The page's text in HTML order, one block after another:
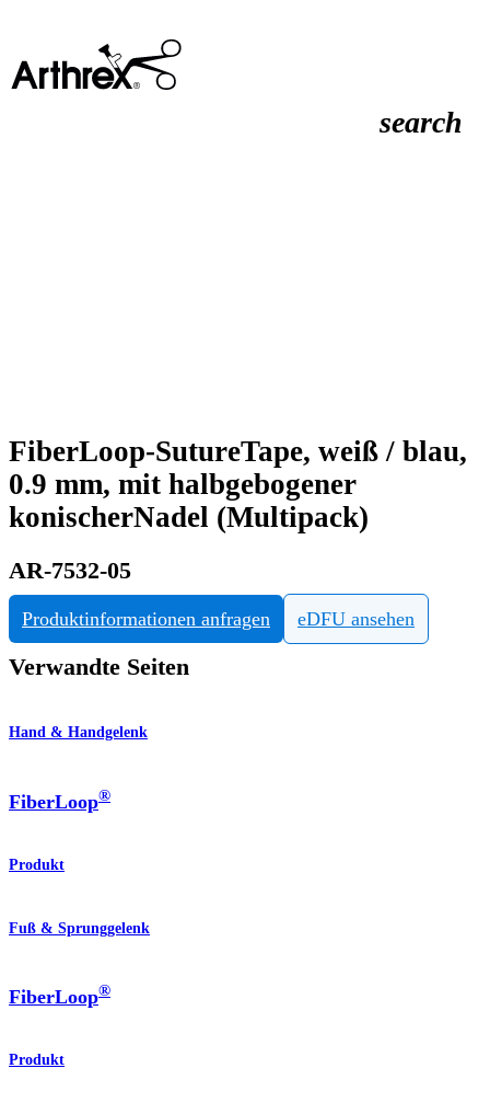
search
FiberLoop-SutureTape, weiß / blau,
0.9 mm, mit halbgebogener
konischerNadel (Multipack)
AR-7532-05
Produktinformationen anfragen eDFU ansehen
Verwandte Seiten
Hand & Handgelenk
FiberLoop®
Produkt
Fuß & Sprunggelenk
FiberLoop®
Produkt